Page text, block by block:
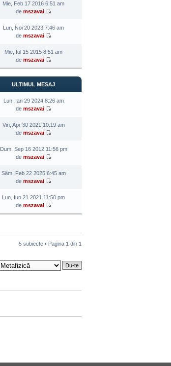
Mie, Feb 17 2016 6:51 am
de mszavai
Lun, Noi 20 2023 7:46 am
de mszavai
Mie, Iul 15 2015 8:51 am
de mszavai
ULTIMUL MESAJ
Lun, Ian 29 2024 8:26 am
de mszavai
Vin, Apr 30 2021 10:19 am
de mszavai
Dum, Sep 16 2012 11:56 pm
de mszavai
Sâm, Feb 22 2025 6:45 am
de mszavai
Lun, Iun 21 2021 11:50 pm
de mszavai
5 subiecte • Pagina 1 din 1